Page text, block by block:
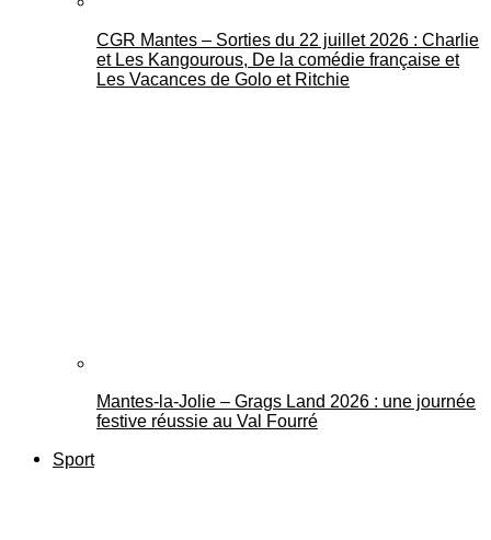
CGR Mantes – Sorties du 22 juillet 2026 : Charlie
et Les Kangourous, De la comédie française et
Les Vacances de Golo et Ritchie
Mantes-la-Jolie – Grags Land 2026 : une journée
festive réussie au Val Fourré
Sport